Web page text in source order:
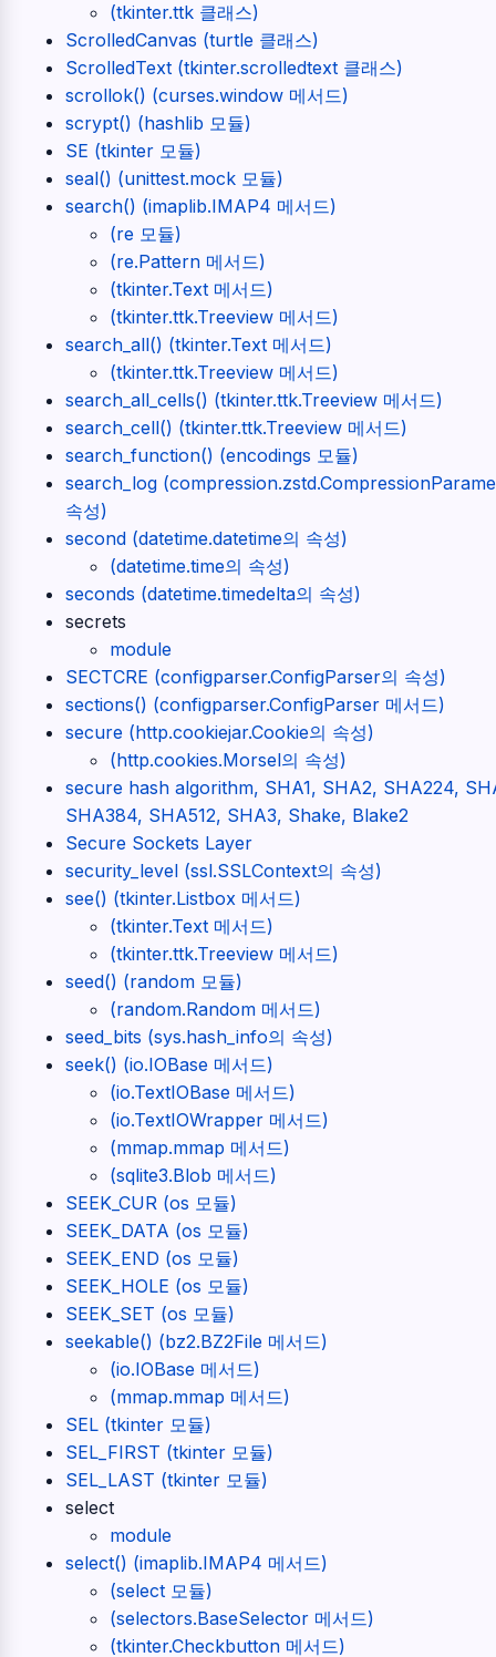
(tkinter.ttk 클래스)
ScrolledCanvas (turtle 클래스)
ScrolledText (tkinter.scrolledtext 클래스)
scrollok() (curses.window 메서드)
scrypt() (hashlib 모듈)
SE (tkinter 모듈)
seal() (unittest.mock 모듈)
search() (imaplib.IMAP4 메서드)
(re 모듈)
(re.Pattern 메서드)
(tkinter.Text 메서드)
(tkinter.ttk.Treeview 메서드)
search_all() (tkinter.Text 메서드)
(tkinter.ttk.Treeview 메서드)
search_all_cells() (tkinter.ttk.Treeview 메서드)
search_cell() (tkinter.ttk.Treeview 메서드)
search_function() (encodings 모듈)
search_log
속성)
second (datetime.datetime의 속성)
(datetime.time의 속성)
seconds (datetime.timedelta의 속성)
secrets
module
SECTCRE (configparser.ConfigParser의 속성)
sections() (configparser.ConfigParser 메서드)
secure (http.cookiejar.Cookie의 속성)
(http.cookies.Morsel의 속성)
secure hash algorithm, SHA1, SHA2, SHA224,
SHA384, SHA512, SHA3, Shake, Blake2
Secure Sockets Layer
security_level (ssl.SSLContext의 속성)
see() (tkinter.Listbox 메서드)
(tkinter.Text 메서드)
(tkinter.ttk.Treeview 메서드)
seed() (random 모듈)
(random.Random 메서드)
seed_bits (sys.hash_info의 속성)
seek() (io.IOBase 메서드)
(io.TextIOBase 메서드)
(io.TextIOWrapper 메서드)
(mmap.mmap 메서드)
(sqlite3.Blob 메서드)
SEEK_CUR (os 모듈)
SEEK_DATA (os 모듈)
SEEK_END (os 모듈)
SEEK_HOLE (os 모듈)
SEEK_SET (os 모듈)
seekable() (bz2.BZ2File 메서드)
(io.IOBase 메서드)
(mmap.mmap 메서드)
SEL (tkinter 모듈)
SEL_FIRST (tkinter 모듈)
SEL_LAST (tkinter 모듈)
select
module
select() (imaplib.IMAP4 메서드)
(select 모듈)
(selectors.BaseSelector 메서드)
(tkinter.Checkbutton 메서드)